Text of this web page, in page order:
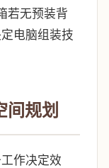
若无预装背
电脑组装技
间规划
作决定效